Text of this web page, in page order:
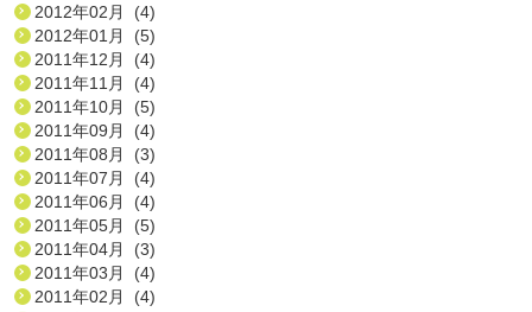
2012年02月 (4)
2012年01月 (5)
2011年12月 (4)
2011年11月 (4)
2011年10月 (5)
2011年09月 (4)
2011年08月 (3)
2011年07月 (4)
2011年06月 (4)
2011年05月 (5)
2011年04月 (3)
2011年03月 (4)
2011年02月 (4)